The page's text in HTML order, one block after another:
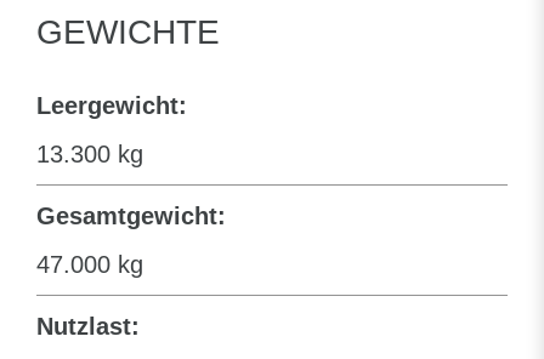
GEWICHTE
Leergewicht:
13.300 kg
Gesamtgewicht:
47.000 kg
Nutzlast: